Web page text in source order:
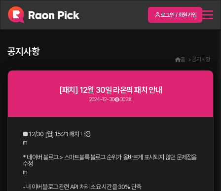
로그인 / 회원가입
공지사항
홈 공지사항
[패치] 12월 30일 라온픽 패치 안내
2024-12-30 302회
■ 12/30 [월] 15:21 패치 내용
rn
* 네이버 블로그 > 스마트블록 블로그 순위가 올바르게 표시되지 않던 문제점을
수정
rn
- 네이버 블로그 관련 API 처리 소요 시간을 30% 단축